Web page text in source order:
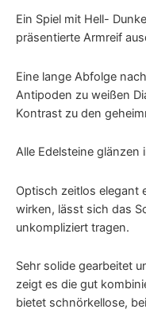
Ein Spiel mit Hell-
präsentierte Armreif
Eine lange Abfolge
Antipoden zu weißen
Kontrast zu den
Alle Edelsteine
Optisch zeitlos elegant
wirken, lässt sich das
unkompliziert tragen.
Sehr solide gearbeitet
zeigt es die gut
bietet schnörkellose,